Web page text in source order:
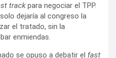
trackpara negociar el TPP.
dejaría al congreso la
el tratado, sin la
enmiendas.
se opuso a debatir el fast